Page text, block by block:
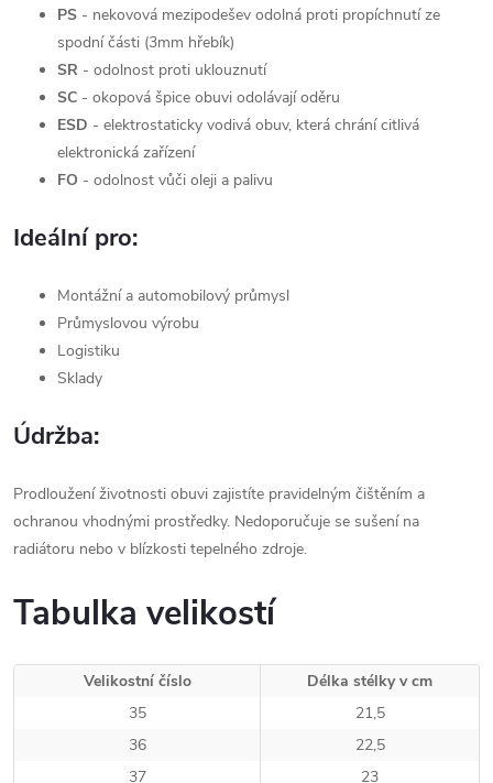
PS - nekovová mezipodešev odolná proti propíchnutí ze
spodní části (3mm hřebík)
SR - odolnost proti uklouznutí
SC - okopová špice obuvi odolávají oděru
ESD - elektrostaticky vodivá obuv, která chrání citlivá
elektronická zařízení
FO - odolnost vůči oleji a palivu
Ideální pro:
Montážní a automobilový průmysl
Průmyslovou výrobu
Logistiku
Sklady
Údržba:
Prodloužení životnosti obuvi zajistíte pravidelným čištěním a
ochranou vhodnými prostředky. Nedoporučuje se sušení na
radiátoru nebo v blízkosti tepelného zdroje.
Tabulka velikostí
Velikostní číslo
Délka stélky v cm
35
21,5
36
22,5
37
23